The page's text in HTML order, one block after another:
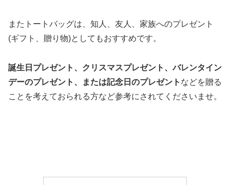
またトートバッグは、知人、友人、家族へのプレゼント
(ギフト、贈り物)としてもおすすめです。
誕生日プレゼント、クリスマスプレゼント、バレンタイン
デーのプレゼント、または記念日のプレゼント などを贈る
ことを考えておられる方など参考にされてくださいませ。